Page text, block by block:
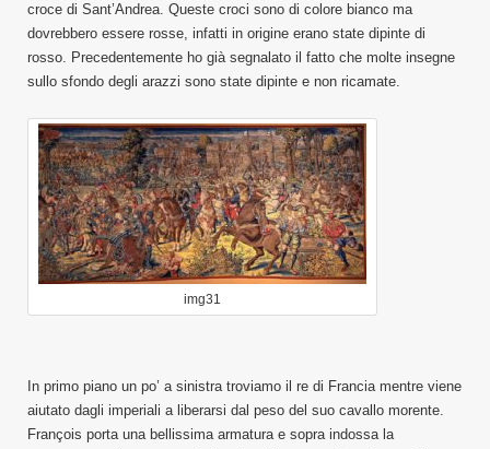
croce di Sant’Andrea. Queste croci sono di colore bianco ma
dovrebbero essere rosse, infatti in origine erano state dipinte di
rosso. Precedentemente ho già segnalato il fatto che molte insegne
sullo sfondo degli arazzi sono state dipinte e non ricamate.
img31
In primo piano un po’ a sinistra troviamo il re di Francia mentre viene
aiutato dagli imperiali a liberarsi dal peso del suo cavallo morente.
François porta una bellissima armatura e sopra indossa la